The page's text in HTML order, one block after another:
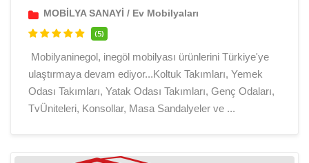
MOBİLYA SANAYİ / Ev Mobilyaları
(5)
Mobilyaninegol, inegöl mobilyası ürünlerini Türkiye'ye
ulaştırmaya devam ediyor...Koltuk Takımları, Yemek
Odası Takımları, Yatak Odası Takımları, Genç Odaları,
TvÜniteleri, Konsollar, Masa Sandalyeler ve ...